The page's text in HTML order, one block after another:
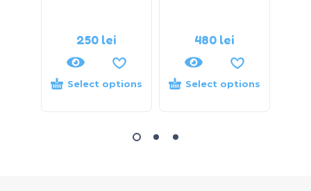
250 lei
Select options
480 lei
Select options